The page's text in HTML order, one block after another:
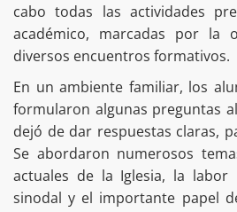
cabo todas las actividades
académico, marcadas por la
diversos encuentros formativos.
En un ambiente familiar, los
formularon algunas preguntas
dejó de dar respuestas claras,
Se abordaron numerosos
actuales de la Iglesia, la labor
sinodal y el importante papel